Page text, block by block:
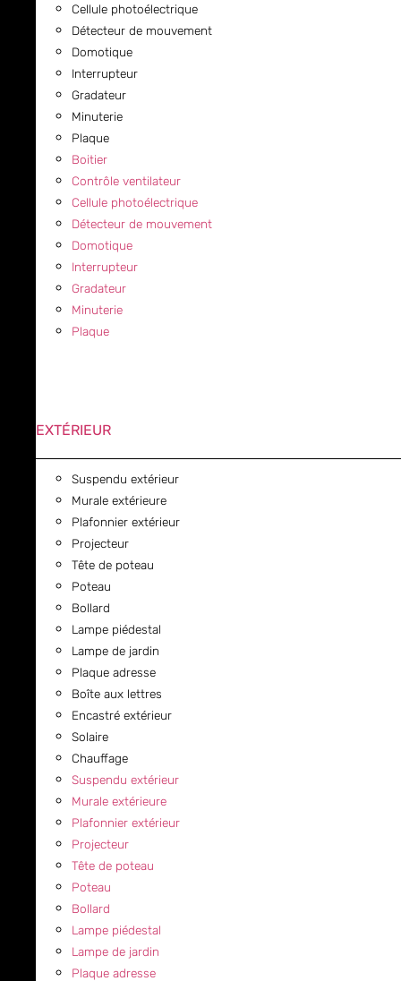
Cellule photoélectrique
Détecteur de mouvement
Domotique
Interrupteur
Gradateur
Minuterie
Plaque
Boitier
Contrôle ventilateur
Cellule photoélectrique
Détecteur de mouvement
Domotique
Interrupteur
Gradateur
Minuterie
Plaque
EXTÉRIEUR
Suspendu extérieur
Murale extérieure
Plafonnier extérieur
Projecteur
Tête de poteau
Poteau
Bollard
Lampe piédestal
Lampe de jardin
Plaque adresse
Boîte aux lettres
Encastré extérieur
Solaire
Chauffage
Suspendu extérieur
Murale extérieure
Plafonnier extérieur
Projecteur
Tête de poteau
Poteau
Bollard
Lampe piédestal
Lampe de jardin
Plaque adresse